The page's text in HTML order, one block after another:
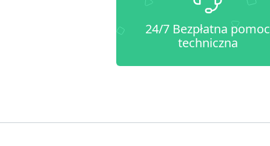
24/7 Bezpłatna pomoc
techniczna